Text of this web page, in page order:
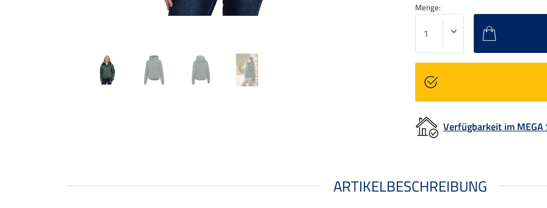
Menge:
Verfügbarkeit im MEGA
ARTIKELBESCHREIBUNG